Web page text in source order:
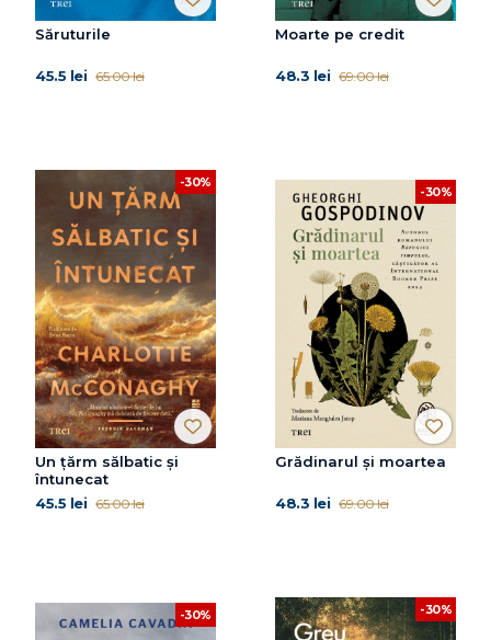
Săruturile
45.5 lei 65.00 lei
Moarte pe credit
48.3 lei 69.00 lei
-30%
Un țărm sălbatic și
întunecat
45.5 lei 65.00 lei
-30%
Grădinarul și moartea
48.3 lei 69.00 lei
-30% -30%